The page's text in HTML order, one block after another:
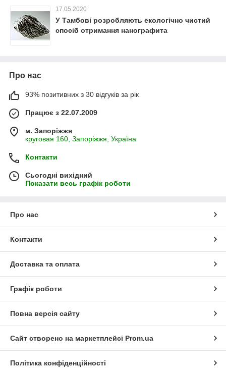
17.05.2020
У Тамбові розробляють екологічно чистий
спосіб отримання нанографита
Про нас
93% позитивних з 30 відгуків за рік
Працює з 22.07.2009
м. Запоріжжя
круговая 160, Запоріжжя, Україна
Контакти
Сьогодні вихідний
Показати весь графік роботи
Про нас
Контакти
Доставка та оплата
Графік роботи
Повна версія сайту
Сайт створено на маркетплейсі Prom.ua
Політика конфіденційності